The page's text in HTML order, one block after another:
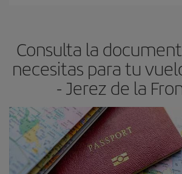
avión más baratos te saldrán. Además, si
las fechas y los horarios del viaje un poco
el precio más barato.
Consulta la
necesitas para tu
- Jerez de la